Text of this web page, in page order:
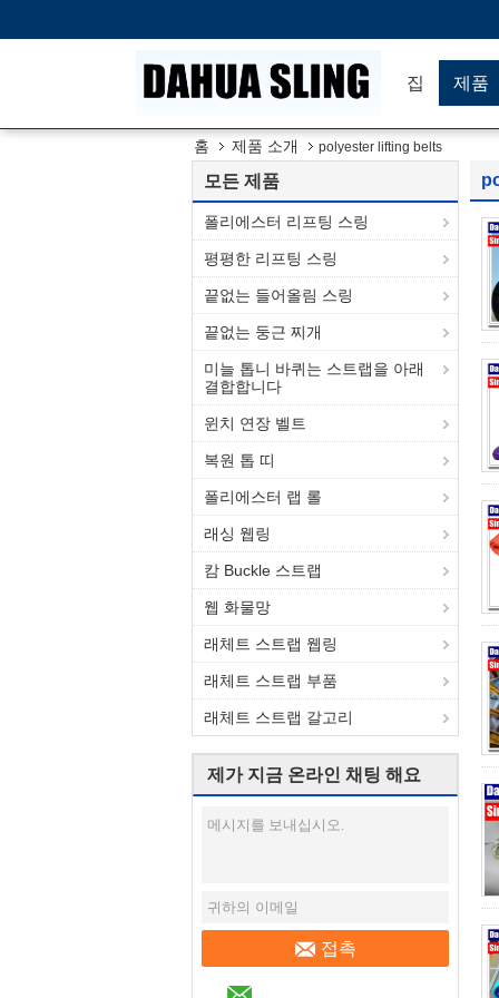
집 제품
홈 제품 소개 polyester lifting belts
모든 제품
폴리에스터 리프팅 스링
평평한 리프팅 스링
끝없는 들어올림 스링
끝없는 둥근 찌개
미늘 톱니 바퀴는 스트랩을 아래
결합합니다
윈치 연장 벨트
복원 톱 띠
폴리에스터 랩 롤
래싱 웹링
캄 Buckle 스트랩
웹 화물망
래체트 스트랩 웹링
래체트 스트랩 부품
래체트 스트랩 갈고리
제가 지금 온라인 채팅 해요
접촉